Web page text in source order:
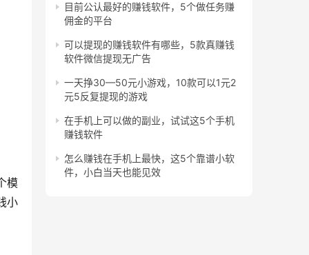
模
小
目前公认最好的赚钱软件，5个做任务赚
佣金的平台
可以提现的赚钱软件有哪些，5款真赚钱
软件微信提现无广告
一天挣30—50元小游戏，10款可以1元2
元5反复提现的游戏
在手机上可以做的副业，试试这5个手机
赚钱软件
怎么赚钱在手机上最快，这5个靠谱小软
件，小白当天也能见效